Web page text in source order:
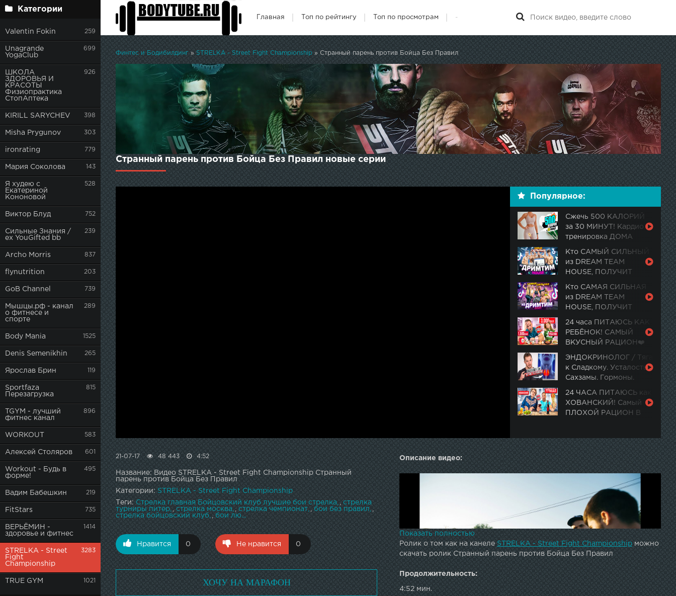
Категории
Valentin Fokin 259
Unagrande
YogaClub
699
ШКОЛА
ЗДОРОВЬЯ И
КРАСОТЫ
Физиопрактика
СтопАптека
926
KIRILL SARYCHEV 398
Misha Prygunov 303
ironrating 779
Мария Соколова 143
Я худею с
Екатериной
Кононовой
528
Виктор Блуд 752
Сильные Знания /
ex YouGifted bb
239
Archo Morris 837
flynutrition 203
GoB Channel 739
Мышцы.рф - канал
о фитнесе и
спорте
289
Body Mania 1525
Denis Semenikhin 265
Ярослав Брин 119
Sportfaza
Перезагрузка
815
TGYM - лучший
фитнес канал
896
WORKOUT 583
Алексей Столяров 601
Workout - Будь в
форме!
495
Вадим Бабешкин 219
FitStars 735
ВЕРЬЁМИН -
здоровье и фитнес
1414
STRELKA - Street
Fight
Championship
3283
TRUE GYM 1021
Главная Топ по рейтингу Топ по просмотрам -
Финтес и Бодибилдинг »STRELKA - Street Fight Championship» Странный парень против Бойца Без Правил
Странный парень против Бойца Без Правил новые серии
Популярное:
Сжечь 500 КАЛОРИЙ
за 30 МИНУТ! Кардио
тренировка ДОМА
Кто САМЫЙ СИЛЬНЫЙ
из DREAM TEAM
HOUSE, ПОЛУЧИТ
Кто САМАЯ СИЛЬНАЯ
из DREAM TEAM
HOUSE, ПОЛУЧИТ
24 часа ПИТАЮСЬ КАК
РЕБЁНОК! САМЫЙ
ВКУСНЫЙ РАЦИОН❤️
ЭНДОКРИНОЛОГ / Тяга
к Сладкому. Усталость.
Сахзамы. Гормоны.
24 ЧАСА ПИТАЮСЬ как
ХОВАНСКИЙ! Самый
ПЛОХОЙ РАЦИОН В
Описание видео:
Показать полностью
Ролик о том как на канелеSTRELKA - Street Fight Championshipможно
скачать ролик Странный парень против Бойца Без Правил
Продолжительность:
4:52 мин.
21-07-17 48 443 4:52
Название: Видео STRELKA - Street Fight Championship Странный
парень против Бойца Без Правил
Категории:STRELKA - Street Fight Championship
Теги: Стрелка главная Бойцовский клуб лучшие бои стрелка ,стрелка
турниры питер ,стрелка москва ,стрелка чемпионат ,бои без правил ,
стрелка бойцовский клуб , бои лю...
Нравится 0 Не нравится 0
ХОЧУ НА МАРАФОН